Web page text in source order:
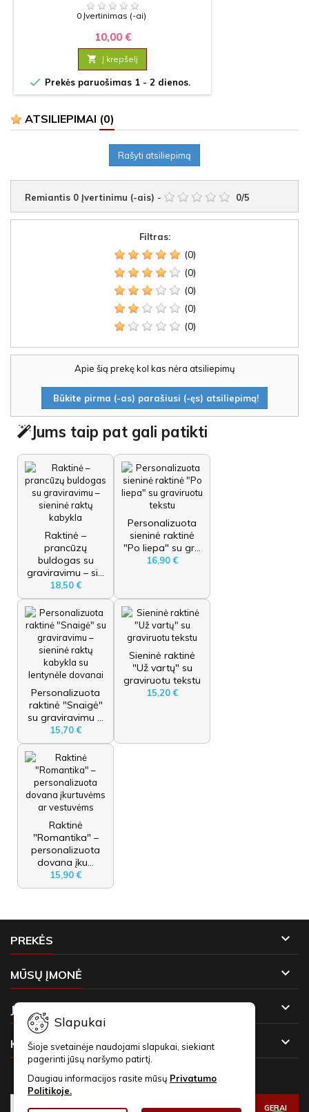
0 Įvertinimas (-ai)
10,00 €
 Į krepšelį
 Prekės paruošimas 1 - 2 dienos.
ATSILIEPIMAI (0)
Rašyti atsiliepimą
Remiantis 0 Įvertinimu (-ais) - 0/5
Filtras:
(0)
(0)
(0)
(0)
(0)
Apie šią prekę kol kas nėra atsiliepimų
Būkite pirma (-as) parašiusi (-ęs) atsiliepimą!
Jums taip pat gali patikti
Raktinė –
prancūzų
buldogas su
graviravimu – si...
18,50 €
Personalizuota
sieninė raktinė
"Po liepa" su gr...
16,90 €
Personalizuota
raktinė "Snaigė"
su graviravimu ...
15,70 €
Sieninė raktinė
"Už vartų" su
graviruotu tekstu
15,20 €
Raktinė
"Romantika" –
personalizuota
dovana įku...
15,90 €
PREKĖS 
MŪSŲ ĮMONĖ 
JŪSŲ PASKYRA 
KONTAKTAI 
Slapukai
Šioje svetainėje naudojami slapukai, siekiant
pagerinti jūsų naršymo patirtį.
Daugiau informacijos rasite mūsų Privatumo
Politikoje.
NAUJIENLAIŠKIAI